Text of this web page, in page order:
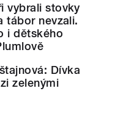
vybrali stovky
tábor nevzali.
i dětského
Dívka
zelenými